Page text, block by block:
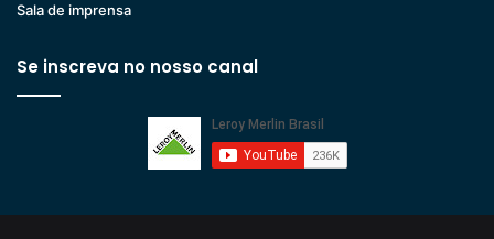
Sala de imprensa
Se inscreva no nosso canal